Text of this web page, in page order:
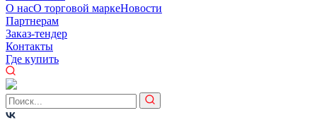
О насО торговой маркеНовости
Партнерам
Заказ-тендер
Контакты
Где купить